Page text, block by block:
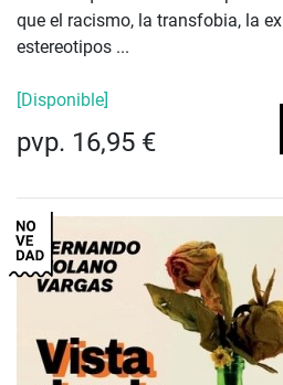
que el racismo, la transfobia, la
estereotipos ...
[Disponible]
pvp. 16,95 €